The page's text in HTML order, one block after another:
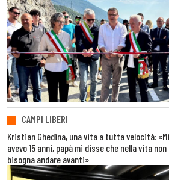
CAMPI LIBERI
Kristian Ghedina, una vita a tutta velocità:
avevo 15 anni, papà mi disse che nella vita
bisogna andare avanti»